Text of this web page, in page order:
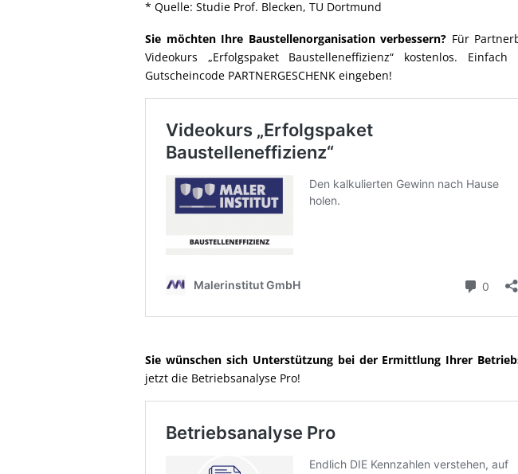
* Quelle: Studie Prof. Blecken, TU Dortmund
Sie möchten Ihre Baustellenorganisation verbessern? Für
Videokurs „Erfolgspaket Baustelleneffizienz“ kostenlos.
Gutscheincode PARTNERGESCHENK eingeben!
Sie wünschen sich Unterstützung bei der Ermittlung Ihrer
jetzt die Betriebsanalyse Pro!